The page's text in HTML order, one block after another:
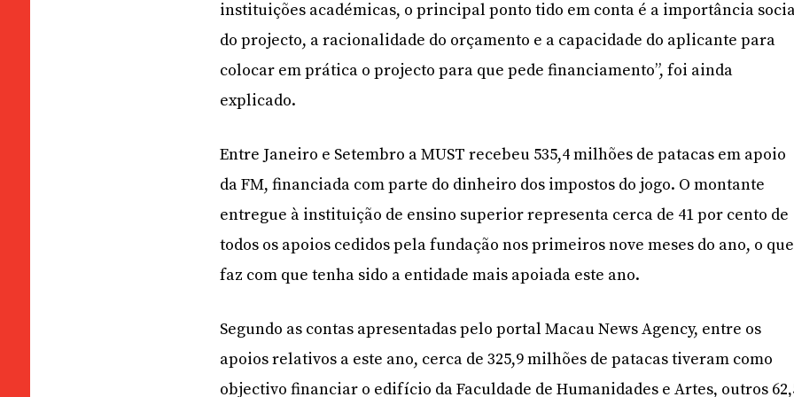
instituições académicas, o principal ponto tido em conta é a importância
do projecto, a racionalidade do orçamento e a capacidade do aplicante para
colocar em prática o projecto para que pede financiamento”, foi ainda
explicado.
Entre Janeiro e Setembro a MUST recebeu 535,4 milhões de patacas em apoio
da FM, financiada com parte do dinheiro dos impostos do jogo. O montante
entregue à instituição de ensino superior representa cerca de 41 por cento de
todos os apoios cedidos pela fundação nos primeiros nove meses do ano, o que
faz com que tenha sido a entidade mais apoiada este ano.
Segundo as contas apresentadas pelo portal Macau News Agency, entre os
apoios relativos a este ano, cerca de 325,9 milhões de patacas tiveram como
objectivo financiar o edifício da Faculdade de Humanidades e Artes, outros